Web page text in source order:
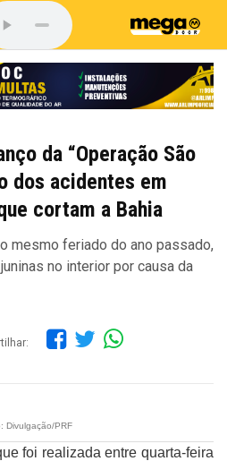
da “Operação São
dos acidentes em
cortam a Bahia
mesmo feriado do ano passado,
no interior por causa da
Divulgação/PRF
foi realizada entre quarta-feira